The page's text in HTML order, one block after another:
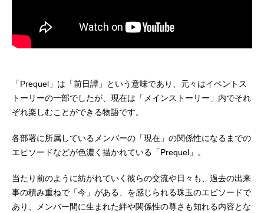
「Prequel」は「前日譚」という意味であり、元々はイベントス
トーリーの一部でしたが、現在は「メインストーリー」内でそれ
ぞれ楽しむことができる物語です。
各部署に所属しているメンバーの「現在」の関係性になるまでの
エピソードなどが色濃く描かれている「Prequel」。
当たり前のように紡がれていく彼らの交流や日々も、過去の出来
事の積み重ねで「今」がある、を感じられる珠玉のエピソードで
あり、メンバー間に生まれた絆や関係性の尊さも知れる内容とな